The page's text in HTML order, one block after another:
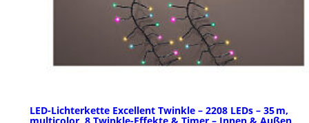
LED-Lichterkette Excellent Twinkle – 2208 LEDs – 35 m,